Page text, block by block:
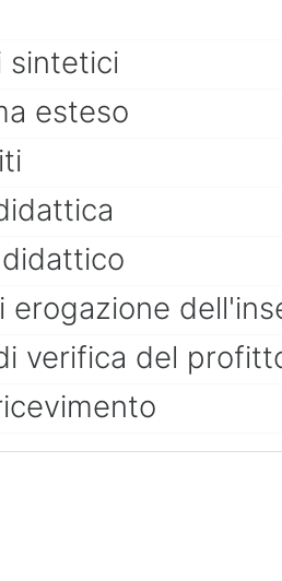
sintetici
esteso
erogazione
verifica del